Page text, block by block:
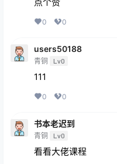
点个赞
0 0
users50188
青铜 Lv0
111
0 0
书本老迟到
青铜 Lv0
看看大佬课程